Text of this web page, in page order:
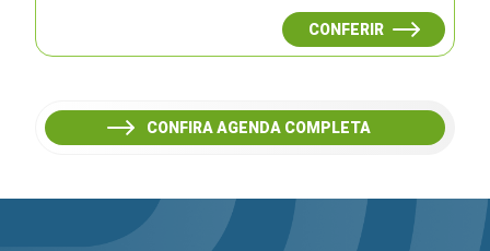
CONFERIR
CONFIRA AGENDA COMPLETA